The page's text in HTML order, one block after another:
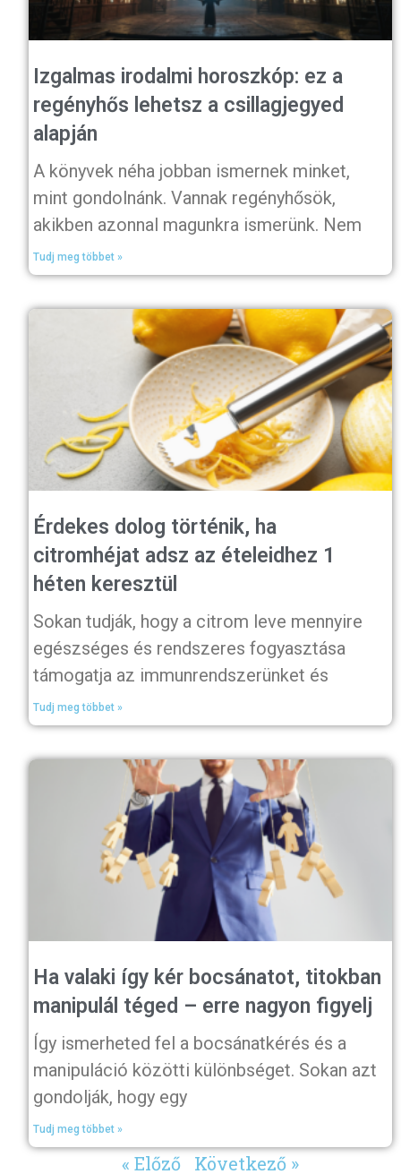
Izgalmas irodalmi horoszkóp: ez a
regényhős lehetsz a csillagjegyed
alapján
A könyvek néha jobban ismernek minket,
mint gondolnánk. Vannak regényhősök,
akikben azonnal magunkra ismerünk. Nem
Tudj meg többet »
Érdekes dolog történik, ha
citromhéjat adsz az ételeidhez 1
héten keresztül
Sokan tudják, hogy a citrom leve mennyire
egészséges és rendszeres fogyasztása
támogatja az immunrendszerünket és
Tudj meg többet »
Ha valaki így kér bocsánatot, titokban
manipulál téged – erre nagyon figyelj
Így ismerheted fel a bocsánatkérés és a
manipuláció közötti különbséget. Sokan azt
gondolják, hogy egy
Tudj meg többet »
« Előző Következő »